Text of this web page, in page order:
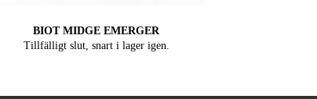
BIOT MIDGE EMERGER
Tillfälligt slut, snart i lager igen.